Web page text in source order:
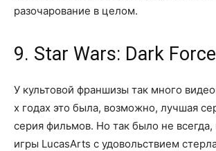
разочарование в целом.
9. Star Wars: Dark
У культовой франшизы так много
х годах это была, возможно, лучшая
серия фильмов. Но так было не
игры LucasArts с удовольствием